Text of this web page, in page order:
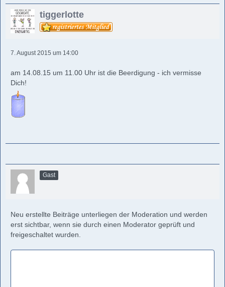
tiggerlotte
7. August 2015 um 14:00
am 14.08.15 um 11.00 Uhr ist die Beerdigung - ich vermisse
Dich!
Gast
Neu erstellte Beiträge unterliegen der Moderation und werden
erst sichtbar, wenn sie durch einen Moderator geprüft und
freigeschaltet wurden.